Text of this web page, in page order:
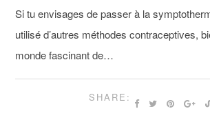
Si tu envisages de passer à la
utilisé d’autres méthodes contraceptives,
monde fascinant de…
SHARE: